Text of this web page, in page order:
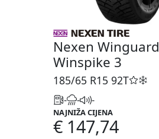
Nexen Winguard
Winspike 3
185/65 R15 92T
- - -
NAJNIŽA CIJENA
€ 147,74